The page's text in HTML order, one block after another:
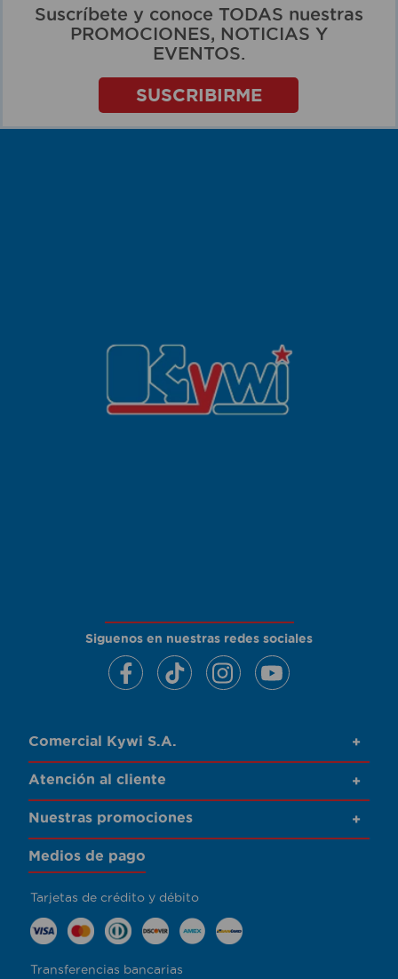
Suscríbete y conoce TODAS nuestras
PROMOCIONES, NOTICIAS Y
EVENTOS.
SUSCRIBIRME
Siguenos en nuestras redes sociales
Comercial Kywi S.A. +
Atención al cliente +
Nuestras promociones +
Medios de pago
Tarjetas de crédito y débito
Transferencias bancarias